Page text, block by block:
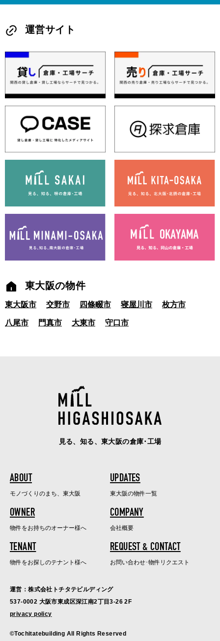
運営サイト
東大阪の物件
東大阪市 交野市 四條畷市 寝屋川市 枚方市
八尾市 門真市 大東市 守口市
見る、知る、東大阪の倉庫･工場
ABOUT
モノづくりのまち、東大阪
UPDATES
東大阪の物件一覧
OWNER
物件をお持ちのオーナー様へ
COMPANY
会社概要
TENANT
物件をお探しのテナント様へ
REQUEST & CONTACT
お問い合わせ･物件リクエスト
運営：株式会社トチタテビルディング
537-0002 大阪市東成区深江南2丁目3-26 2F
privacy policy
©Tochitatebuilding All Rights Reserved